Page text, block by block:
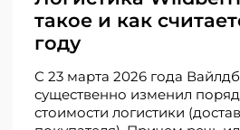
такое и как
году
С 23 марта 2026 года
существенно изменил
стоимости логистики